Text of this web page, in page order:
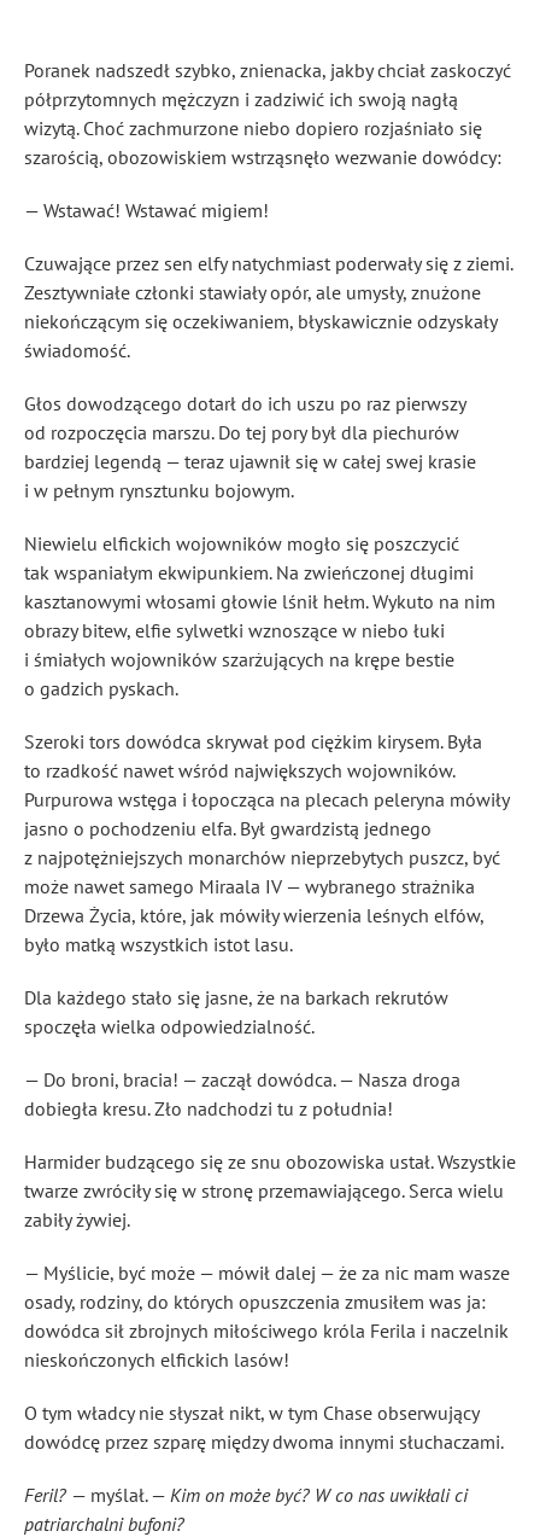
Poranek nadszedł szybko, znienacka, jakby chciał zaskoczyć
półprzytomnych mężczyzn i zadziwić ich swoją nagłą
wizytą. Choć zachmurzone niebo dopiero rozjaśniało się
szarością, obozowiskiem wstrząsnęło wezwanie dowódcy:
— Wstawać! Wstawać migiem!
Czuwające przez sen elfy natychmiast poderwały się z ziemi.
Zesztywniałe członki stawiały opór, ale umysły, znużone
niekończącym się oczekiwaniem, błyskawicznie odzyskały
świadomość.
Głos dowodzącego dotarł do ich uszu po raz pierwszy
od rozpoczęcia marszu. Do tej pory był dla piechurów
bardziej legendą — teraz ujawnił się w całej swej krasie
i w pełnym rynsztunku bojowym.
Niewielu elfickich wojowników mogło się poszczycić
tak wspaniałym ekwipunkiem. Na zwieńczonej długimi
kasztanowymi włosami głowie lśnił hełm. Wykuto na nim
obrazy bitew, elfie sylwetki wznoszące w niebo łuki
i śmiałych wojowników szarżujących na krępe bestie
o gadzich pyskach.
Szeroki tors dowódca skrywał pod ciężkim kirysem. Była
to rzadkość nawet wśród największych wojowników.
Purpurowa wstęga i łopocząca na plecach peleryna mówiły
jasno o pochodzeniu elfa. Był gwardzistą jednego
z najpotężniejszych monarchów nieprzebytych puszcz, być
może nawet samego Miraala IV — wybranego strażnika
Drzewa Życia, które, jak mówiły wierzenia leśnych elfów,
było matką wszystkich istot lasu.
Dla każdego stało się jasne, że na barkach rekrutów
spoczęła wielka odpowiedzialność.
— Do broni, bracia! — zaczął dowódca. — Nasza droga
dobiegła kresu. Zło nadchodzi tu z południa!
Harmider budzącego się ze snu obozowiska ustał. Wszystkie
twarze zwróciły się w stronę przemawiającego. Serca wielu
zabiły żywiej.
— Myślicie, być może — mówił dalej — że za nic mam wasze
osady, rodziny, do których opuszczenia zmusiłem was ja:
dowódca sił zbrojnych miłościwego króla Ferila i naczelnik
nieskończonych elfickich lasów!
O tym władcy nie słyszał nikt, w tym Chase obserwujący
dowódcę przez szparę między dwoma innymi słuchaczami.
Feril? — myślał. — Kim on może być? W co nas uwikłali ci
patriarchalni bufoni?